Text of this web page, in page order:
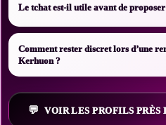
Le tchat est-il utile avant de
Comment rester discret lors d’une
Kerhuon ?
VOIR LES PROFILS